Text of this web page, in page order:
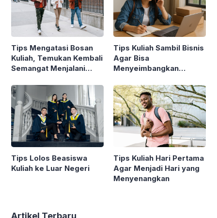
Tips Mengatasi Bosan
Kuliah, Temukan Kembali
Semangat Menjalani
Tips Kuliah Sambil Bisnis
Agar Bisa
Menyeimbangkan
Tips Lolos Beasiswa
Kuliah ke Luar Negeri
Tips Kuliah Hari Pertama
Agar Menjadi Hari yang
Menyenangkan
Artikel Terbaru